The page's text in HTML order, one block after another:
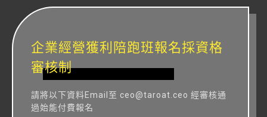
企業經營獲利陪跑班報名採資格
審核制
請將以下資料Email至 ceo@taroat.ceo 經審核通
過始能付費報名